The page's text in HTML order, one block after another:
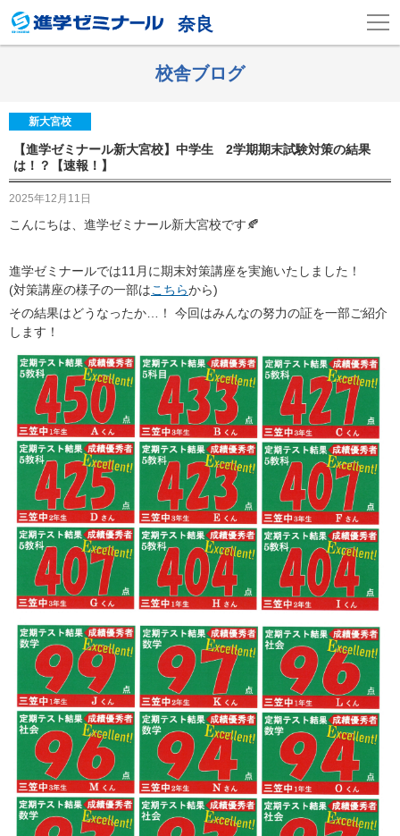
奈良
校舎ブログ
新大宮校
【進学ゼミナール新大宮校】中学生 2学期期末試験対策の結果
は！？【速報！】
2025年12月11日
こんにちは、進学ゼミナール新大宮校です🍂
進学ゼミナールでは11月に期末対策講座を実施いたしました！
(対策講座の様子の一部はこちらから)
その結果はどうなったか…！ 今回はみんなの努力の証を一部ご紹介
します！